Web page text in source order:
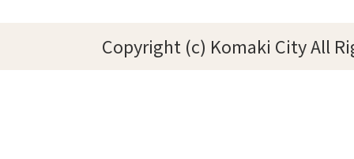
Copyright (c) Komaki City All